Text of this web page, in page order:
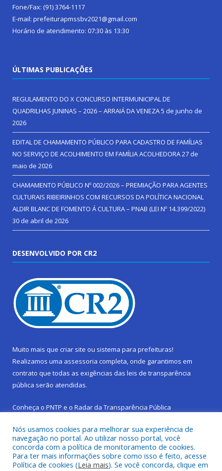
Fone/Fax: (91) 3764-1117
E-mail: prefeiturapmssbv2021@gmail.com
Horário de atendimento: 07:30 às 13:30
ÚLTIMAS PUBLICAÇÕES
REGULAMENTO DO X CONCURSO INTERMUNICIPAL DE
QUADRILHAS JUNINAS – 2026 – ARRAIÁ DA VENEZA5 de junho de
2026
EDITAL DE CHAMAMENTO PÚBLICO PARA CADASTRO DE FAMÍLIAS
NO SERVIÇO DE ACOLHIMENTO EM FAMÍLIA ACOLHEDORA27 de
maio de 2026
CHAMAMENTO PÚBLICO Nº 002/2026 – PREMIAÇÃO PARA AGENTES
CULTURAIS RIBEIRINHOS COM RECURSOS DA POLÍTICA NACIONAL
ALDIR BLANC DE FOMENTO Á CULTURA – PNAB (LEI Nº 14.399/2022)
30 de abril de 2026
DESENVOLVIDO POR CR2
Muito mais que criar site ou sistema para prefeituras!
Realizamos uma assessoria completa, onde garantimos em
contrato que todas as exigências das leis de transparência
pública serão atendidas.
Conheça o PNTP e o Radar da Transparência Pública
Todos os direitos reservados a Prefeitura Municipal de São
Sebastião da Boa Vista.
Nós usamos cookies para melhorar sua experiência de
navegação no portal. Ao utilizar nosso portal, você
concorda com a política de monitoramento de cookies.
Para ter mais informações sobre como isso é feito, acesse
Política de cookies (Leia mais). Se você concorda, clique em